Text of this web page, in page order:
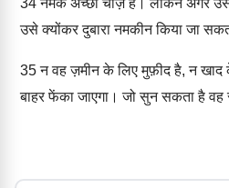
34नमक अच्छी चीज़ है। लेकिन अगर
उसे क्योंकर दुबारा नमकीन किया जा
35न वह ज़मीन के लिए मुफ़ीद है, न
बाहर फेंका जाएगा। जो सुन सकता है